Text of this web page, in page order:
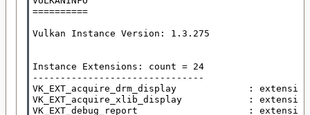
==========
Vulkan Instance Version: 1.3.275
Instance Extensions: count = 24
-------------------------------
VK_EXT_acquire_drm_display             :
VK_EXT_acquire_xlib_display            :
VK_EXT_debug_report                    :